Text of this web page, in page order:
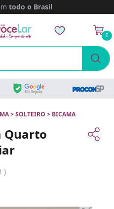
12xsem juros
0
>SOLTEIRO > BICAMA
Quarto